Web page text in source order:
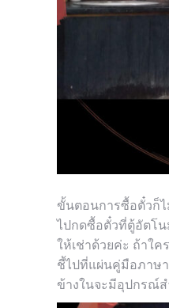
ขั้นตอนการซื้อตั๋วก็ไ
ไปกดซื้อตั๋วที่ตู้อัตโน
ให้เช่าด้วยค่ะ ถ้าใ
ชี้ไปที่แผ่นคู่มือภาษา
ข้างในจะมีอุปกรณ์ส